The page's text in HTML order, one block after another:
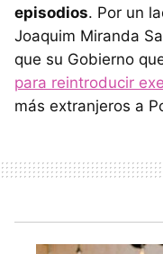
episodios. Por un
Joaquim Miranda
que su Gobierno
para reintroducir
más extranjeros a